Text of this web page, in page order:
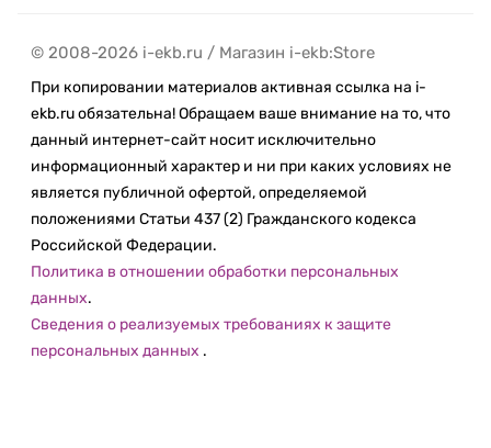
© 2008-2026 i-ekb.ru / Магазин i-ekb:Store
При копировании материалов активная ссылка на i-
ekb.ru обязательна! Обращаем ваше внимание на то, что
данный интернет-сайт носит исключительно
информационный характер и ни при каких условиях не
является публичной офертой, определяемой
положениями Статьи 437 (2) Гражданского кодекса
Российской Федерации.
Политика в отношении обработки персональных
данных.
Сведения о реализуемых требованиях к защите
персональных данных .